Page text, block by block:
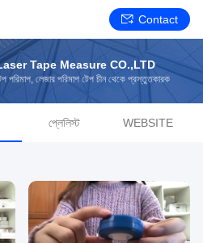
Contact
Tape Measure CO.,LTD
পরিমাপ, লেজার পরিমাপ টেপ চীন থেকে প্রস্তুতকারক
প্লেলিস্ট WEBSITE